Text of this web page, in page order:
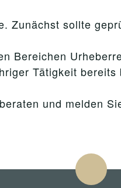
Zunächst sollte
Bereichen
Tätigkeit bereits
und melden